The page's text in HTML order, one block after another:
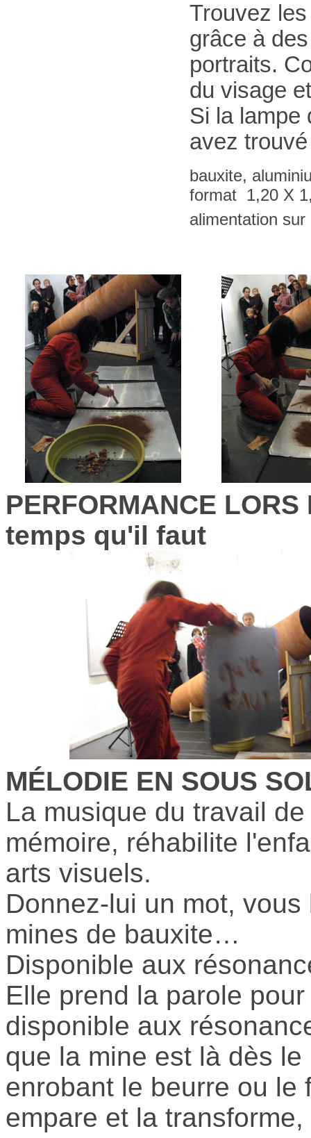
Trouvez
grâce à
portraits.
du visage
Si la lampe
avez
bauxite,
format 1,20 X
alimentation sur
PERFORMANCE
temps qu'il faut
MÉLODIE EN SOUS
La musique du travail
mémoire, réhabilite
arts visuels.
Donnez-lui un mot,
mines de bauxite…
Disponible aux
Elle prend la parole
disponible aux
que la mine est là dès
enrobant le beurre ou le
empare et la